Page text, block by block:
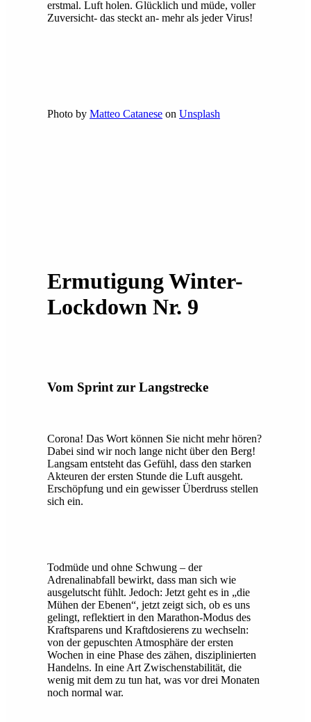
erstmal. Luft holen. Glücklich und müde, voller
Zuversicht- das steckt an- mehr als jeder Virus!
Photo by Matteo Catanese on Unsplash
Ermutigung Winter-
Lockdown Nr. 9
Vom Sprint zur Langstrecke
Corona! Das Wort können Sie nicht mehr hören?
Dabei sind wir noch lange nicht über den Berg!
Langsam entsteht das Gefühl, dass den starken
Akteuren der ersten Stunde die Luft ausgeht.
Erschöpfung und ein gewisser Überdruss stellen
sich ein.
Todmüde und ohne Schwung – der
Adrenalinabfall bewirkt, dass man sich wie
ausgelutscht fühlt. Jedoch: Jetzt geht es in „die
Mühen der Ebenen“, jetzt zeigt sich, ob es uns
gelingt, reflektiert in den Marathon-Modus des
Kraftsparens und Kraftdosierens zu wechseln:
von der gepuschten Atmosphäre der ersten
Wochen in eine Phase des zähen, disziplinierten
Handelns. In eine Art Zwischenstabilität, die
wenig mit dem zu tun hat, was vor drei Monaten
noch normal war.